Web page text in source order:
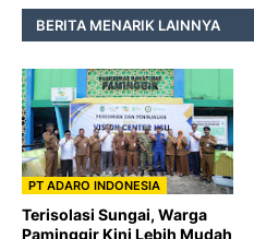
BERITA MENARIK LAINNYA
PT ADARO INDONESIA
Terisolasi Sungai, Warga
Paminggir Kini Lebih Mudah